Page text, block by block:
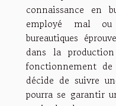
connaissance en
employé mal
bureautiques
dans la
fonctionnement de
décide de suivre
pourra se garantir